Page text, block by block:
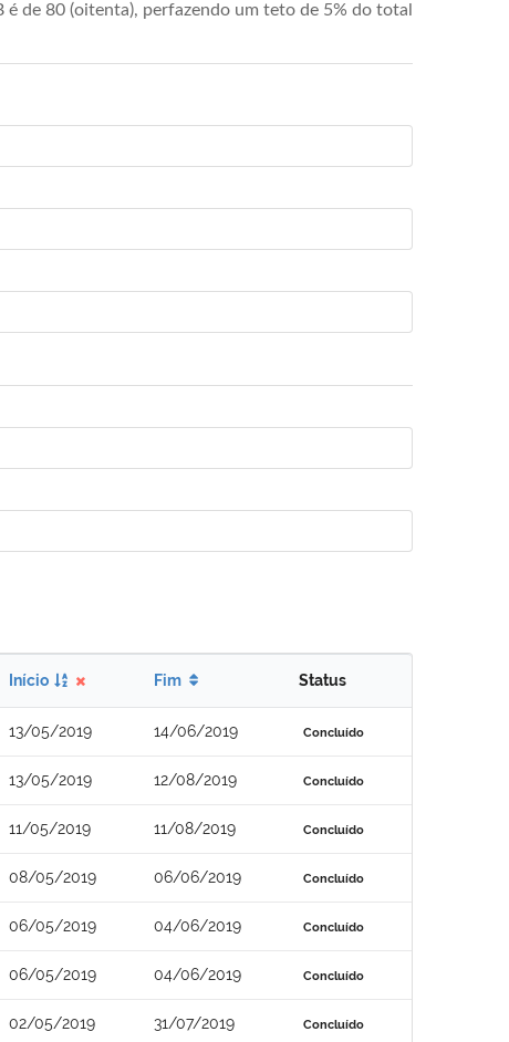
de 80 (oitenta), perfazendo um teto de 5% do total
Início Fim Status
13/05/2019 14/06/2019 Concluído
13/05/2019 12/08/2019 Concluído
11/05/2019 11/08/2019 Concluído
08/05/2019 06/06/2019 Concluído
06/05/2019 04/06/2019 Concluído
06/05/2019 04/06/2019 Concluído
02/05/2019 31/07/2019 Concluído